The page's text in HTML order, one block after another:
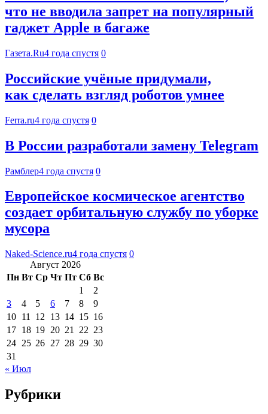
что не вводила запрет на популярный
гаджет Apple в багаже
Газета.Ru4 года спустя 0
Российские учёные придумали,
как сделать взгляд роботов умнее
Ferra.ru4 года спустя 0
В России разработали замену Telegram
Рамблер4 года спустя 0
Европейское космическое агентство
создает орбитальную службу по уборке
мусора
Naked-Science.ru4 года спустя 0
Август 2026
Пн Вт Ср Чт Пт Сб Вс
1
2
3
4 5 6 7 8
9
10 11 12 13 14 15 16
17 18 19 20 21 22 23
24 25 26 27 28 29 30
31
« Июл
Рубрики